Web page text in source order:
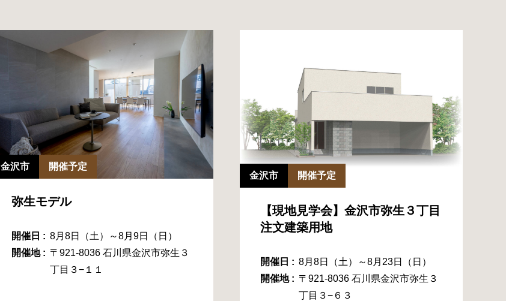
金沢市 開催予定
弥生モデル
開催日 : 8月8日（土）～8月9日（日）
開催地 : 〒921-8036 石川県金沢市弥生３
丁目３−１１
金沢市 開催予定
【現地見学会】金沢市弥生３丁目
注文建築用地
開催日 : 8月8日（土）～8月23日（日）
開催地 : 〒921-8036 石川県金沢市弥生３
丁目３−６３